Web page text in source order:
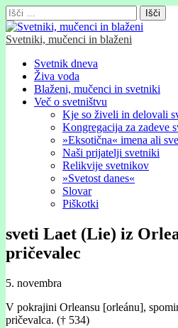
Išči:
Svetniki, mučenci in blaženi
Glavni
meni
Skip
content
Svetnik dneva
Živa voda
Blaženi, mučenci in svetniki
Več o svetništvu
Kje so živeli in delovali
Kongregacija za zadeve
»Eksotična« imena ali
Naši prijatelji svetniki
Relikvije svetnikov
»Svetost danes«
Slovar
Piškotki
sveti Laet (Lie) iz
pričevalec
5. novembra
V pokrajini Orleansu [orleánu],
pričevalca. († 534)